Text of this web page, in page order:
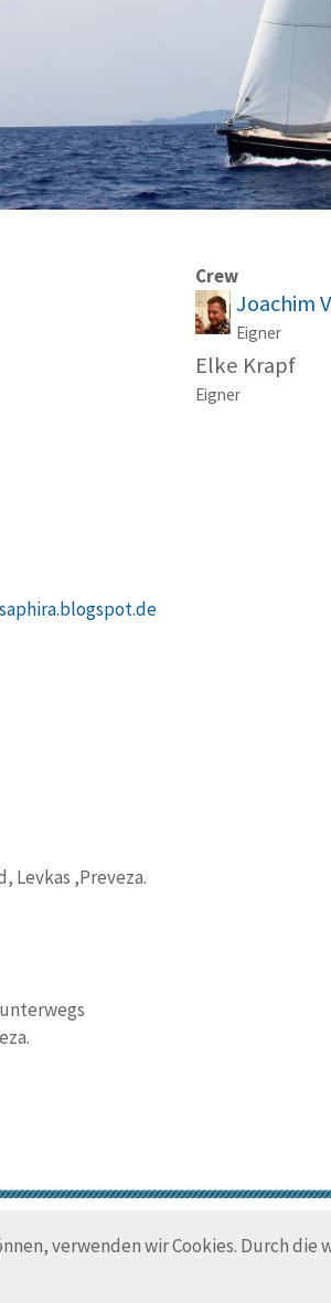
verwenden wir Cookies. Durch
Crew
Joachim
Eigner
Elke Krapf
Eigner
Levkas ,Preveza.